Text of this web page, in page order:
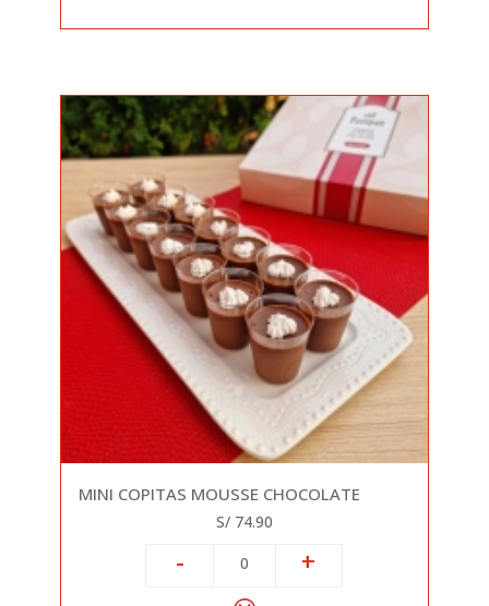
MINI COPITAS MOUSSE CHOCOLATE
S/ 74.90
- 0 +